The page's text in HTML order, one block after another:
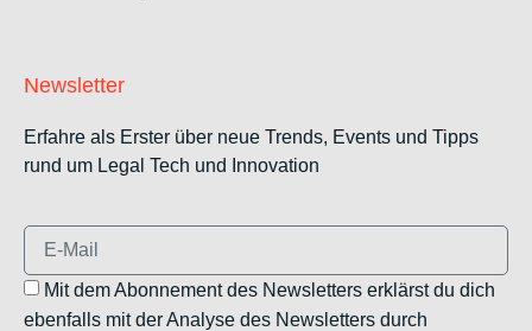
Newsletter
Erfahre als Erster über neue Trends, Events und Tipps
rund um Legal Tech und Innovation
Mit dem Abonnement des Newsletters erklärst du dich
ebenfalls mit der Analyse des Newsletters durch